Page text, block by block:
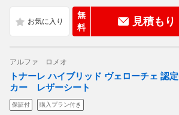
無
料
見積も
アルファ ロメオ
トナーレ ハイブリッド ヴェローチェ 認
カー レザーシート
保証付 購入プラン付き